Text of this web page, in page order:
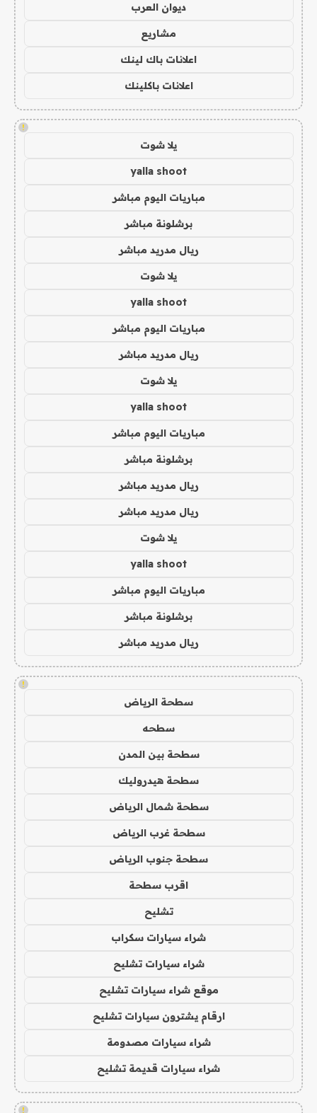
ديوان العرب
مشاريع
اعلانات باك لينك
اعلانات باكلينك
!
يلا شوت
yalla shoot
مباريات اليوم مباشر
برشلونة مباشر
ريال مدريد مباشر
يلا شوت
yalla shoot
مباريات اليوم مباشر
ريال مدريد مباشر
يلا شوت
yalla shoot
مباريات اليوم مباشر
برشلونة مباشر
ريال مدريد مباشر
ريال مدريد مباشر
يلا شوت
yalla shoot
مباريات اليوم مباشر
برشلونة مباشر
ريال مدريد مباشر
!
سطحة الرياض
سطحه
سطحة بين المدن
سطحة هيدروليك
سطحة شمال الرياض
سطحة غرب الرياض
سطحة جنوب الرياض
اقرب سطحة
تشليح
شراء سيارات سكراب
شراء سيارات تشليح
موقع شراء سيارات تشليح
ارقام يشترون سيارات تشليح
شراء سيارات مصدومة
شراء سيارات قديمة تشليح
!